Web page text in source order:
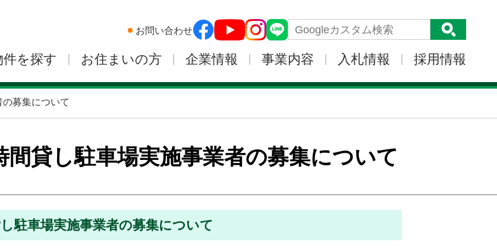
お問い合わせ
件を探す お住まいの方 企業情報 事業内容 入札情報 採用情報
募集について
貸し駐車場実施事業者の募集について
駐車場実施事業者の募集について